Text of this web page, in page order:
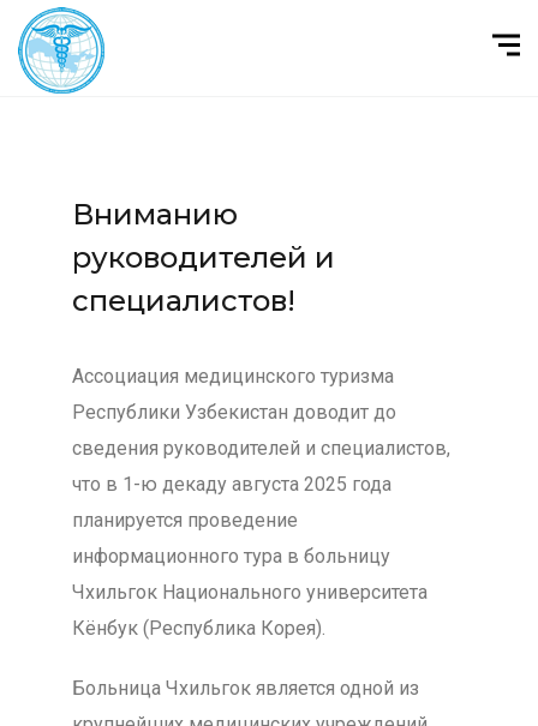
Вниманию
руководителей и
специалистов!
Ассоциация медицинского туризма
Республики Узбекистан доводит до
сведения руководителей и специалистов,
что в 1-ю декаду августа 2025 года
планируется проведение
информационного тура в больницу
Чхильгок Национального университета
Кёнбук (Республика Корея).
Больница Чхильгок является одной из